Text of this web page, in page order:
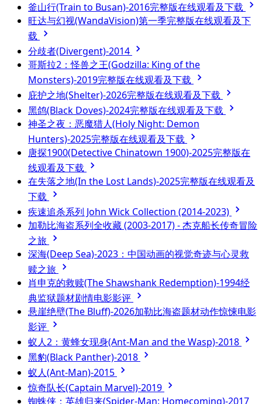
釜山行(Train to Busan)-2016完整版在线观看及下载
旺达与幻视(WandaVision)第一季完整版在线观看及下
载
分歧者(Divergent)-2014
哥斯拉2：怪兽之王(Godzilla: King of the
Monsters)-2019完整版在线观看及下载
庇护之地(Shelter)-2026完整版在线观看及下载
黑鸽(Black Doves)-2024完整版在线观看及下载
神圣之夜：恶魔猎人(Holy Night: Demon
Hunters)-2025完整版在线观看及下载
唐探1900(Detective Chinatown 1900)-2025完整版在
线观看及下载
在失落之地(In the Lost Lands)-2025完整版在线观看及
下载
疾速追杀系列 John Wick Collection (2014-2023)
加勒比海盗系列全收藏 (2003-2017) - 杰克船长传奇冒险
之旅
深海(Deep Sea)-2023：中国动画的视觉奇迹与心灵救
赎之旅
肖申克的救赎(The Shawshank Redemption)-1994经
典监狱题材剧情电影影评
悬崖绝壁(The Bluff)-2026加勒比海盗题材动作惊悚电影
影评
蚁人2：黄蜂女现身(Ant-Man and the Wasp)-2018
黑豹(Black Panther)-2018
蚁人(Ant-Man)-2015
惊奇队长(Captain Marvel)-2019
蜘蛛侠：英雄归来(Spider-Man: Homecoming)-2017